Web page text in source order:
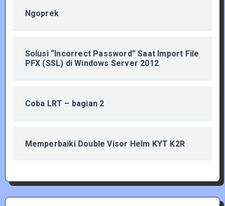
Ngoprek
Solusi “Incorrect Password” Saat Import File
PFX (SSL) di Windows Server 2012
Coba LRT – bagian 2
Memperbaiki Double Visor Helm KYT K2R